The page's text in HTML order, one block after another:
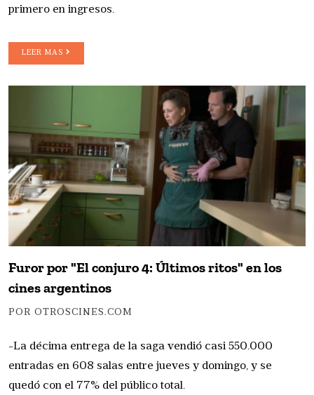
primero en ingresos.
LEER MAS
Furor por "El conjuro 4: Últimos ritos" en los
cines argentinos
POR OTROSCINES.COM
-La décima entrega de la saga vendió casi 550.000
entradas en 608 salas entre jueves y domingo, y se
quedó con el 77% del público total.